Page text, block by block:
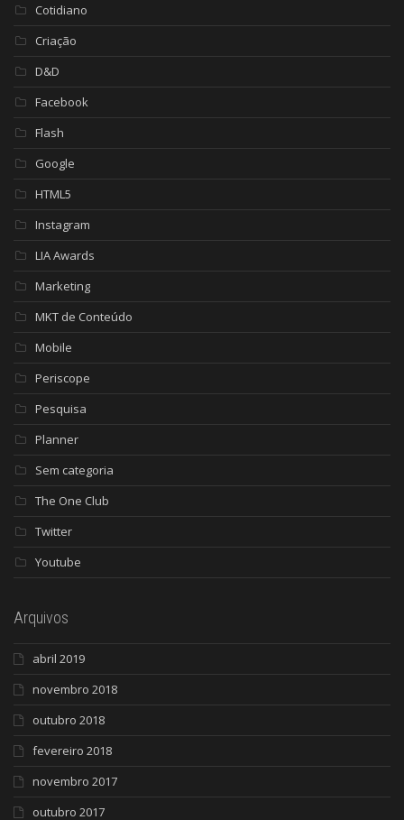
Cotidiano
Criação
D&D
Facebook
Flash
Google
HTML5
Instagram
LIA Awards
Marketing
MKT de Conteúdo
Mobile
Periscope
Pesquisa
Planner
Sem categoria
The One Club
Twitter
Youtube
Arquivos
abril 2019
novembro 2018
outubro 2018
fevereiro 2018
novembro 2017
outubro 2017